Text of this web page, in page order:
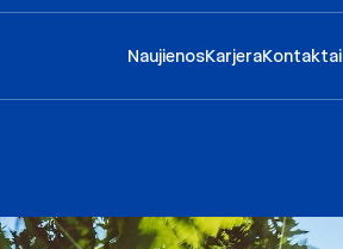
NaujienosKarjeraKontaktai